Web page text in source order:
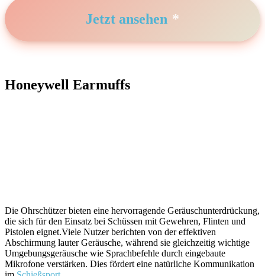
Jetzt ansehen
Honeywell Earmuffs
Die Ohrschützer bieten eine ‍hervorragende Geräuschunterdrückung,
die sich ​für den Einsatz bei Schüssen mit Gewehren, ⁢Flinten und
Pistolen eignet.Viele Nutzer berichten von⁤ der effektiven
Abschirmung lauter Geräusche, während sie gleichzeitig wichtige
Umgebungsgeräusche wie Sprachbefehle⁢ durch eingebaute
Mikrofone​ verstärken. Dies fördert eine natürliche Kommunikation